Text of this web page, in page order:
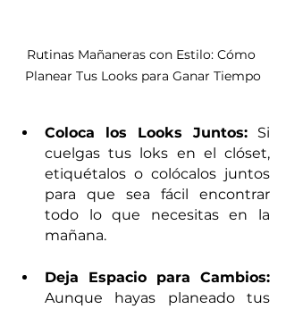
Rutinas Mañaneras con Estilo: Cómo
Planear Tus Looks para Ganar Tiempo
Coloca los Looks Juntos: Si
cuelgas tus loks en el clóset,
etiquétalos o colócalos juntos
para que sea fácil encontrar
todo lo que necesitas en la
mañana.
Aunque hayas planeado tus